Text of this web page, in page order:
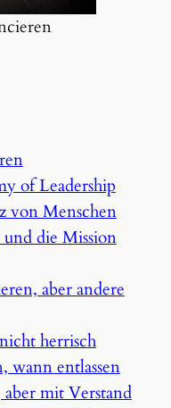
of Leadership
von Menschen
die Mission
aber andere
herrisch
wann entlassen
mit Verstand